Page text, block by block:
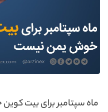
ماه سپتامبر برای بیت